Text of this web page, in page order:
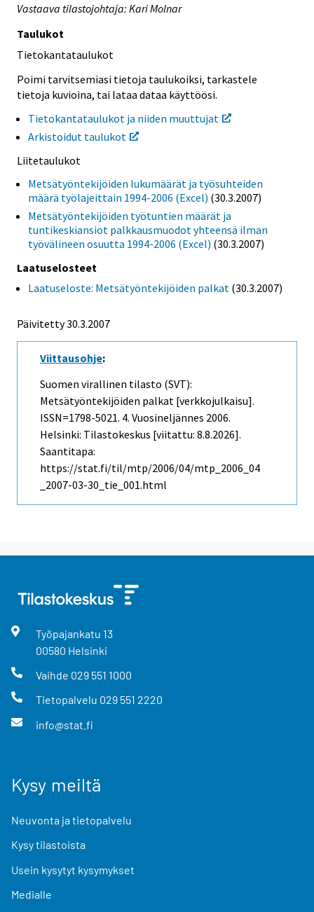
Vastaava tilastojohtaja: Kari Molnar
Taulukot
Tietokantataulukot
Poimi tarvitsemiasi tietoja taulukoiksi, tarkastele
tietoja kuvioina, tai lataa dataa käyttöösi.
Tietokantataulukot ja niiden muuttujat
Arkistoidut taulukot
Liitetaulukot
Metsätyöntekijöiden lukumäärät ja työsuhteiden
määrä työlajeittain 1994-2006 (Excel) (30.3.2007)
Metsätyöntekijöiden työtuntien määrät ja
tuntikeskiansiot palkkausmuodot yhteensä ilman
työvälineen osuutta 1994-2006 (Excel) (30.3.2007)
Laatuselosteet
Laatuseloste: Metsätyöntekijöiden palkat (30.3.2007)
Päivitetty30.3.2007
Viittausohje:
Suomen virallinen tilasto (SVT):
Metsätyöntekijöiden palkat [verkkojulkaisu].
ISSN=1798-5021. 4. Vuosineljännes 2006.
Helsinki: Tilastokeskus [viitattu: 8.8.2026].
Saantitapa:
https://stat.fi/til/mtp/2006/04/mtp_2006_04
_2007-03-30_tie_001.html
Työpajankatu 13
00580 Helsinki
Vaihde 029 551 1000
Tietopalvelu 029 551 2220
info@stat.fi
Kysy meiltä
Neuvonta ja tietopalvelu
Kysy tilastoista
Usein kysytyt kysymykset
Medialle